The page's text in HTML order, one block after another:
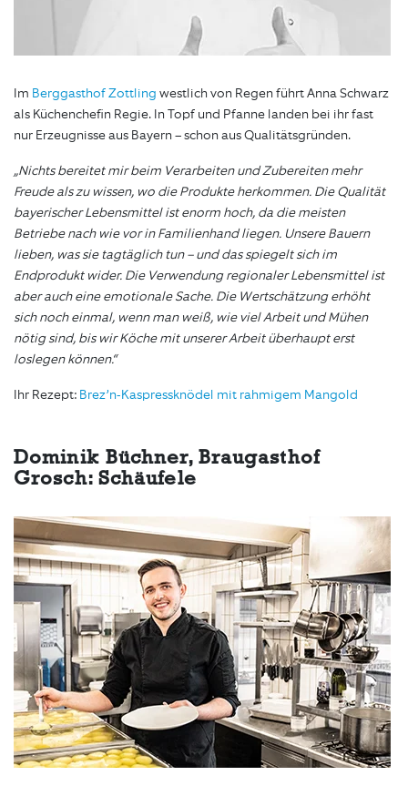
Im Berggasthof Zottling westlich von Regen führt Anna Schwarz
als Küchenchefin Regie. In Topf und Pfanne landen bei ihr fast
nur Erzeugnisse aus Bayern – schon aus Qualitätsgründen.
„Nichts bereitet mir beim Verarbeiten und Zubereiten mehr
Freude als zu wissen, wo die Produkte herkommen. Die Qualität
bayerischer Lebensmittel ist enorm hoch, da die meisten
Betriebe nach wie vor in Familienhand liegen. Unsere Bauern
lieben, was sie tagtäglich tun – und das spiegelt sich im
Endprodukt wider. Die Verwendung regionaler Lebensmittel ist
aber auch eine emotionale Sache. Die Wertschätzung erhöht
sich noch einmal, wenn man weiß, wie viel Arbeit und Mühen
nötig sind, bis wir Köche mit unserer Arbeit überhaupt erst
loslegen können.“
Ihr Rezept: Brez’n-Kaspressknödel mit rahmigem Mangold
Dominik Büchner, Braugasthof
Grosch: Schäufele